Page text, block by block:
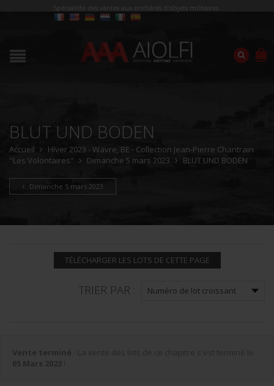
Spécialiste des ventes aux enchères d'objets militaires
BLUT UND BODEN
Accueil
Hiver 2023 - Wavre, BE - Collection Jean-Pierre Chantrain
"Les Volontaires"
Dimanche 5 mars 2023 BLUT UND BODEN
Dimanche 5 mars 2023
TÉLÉCHARGER LES LOTS DE CETTE PAGE
TRIER PAR :